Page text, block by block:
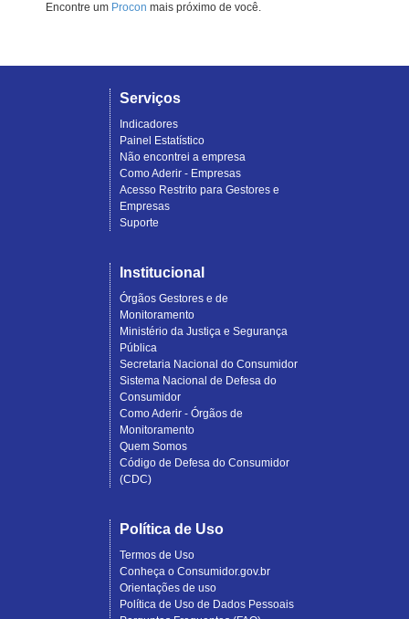
Encontre um Procon mais próximo de você.
Serviços
Indicadores
Painel Estatístico
Não encontrei a empresa
Como Aderir - Empresas
Acesso Restrito para Gestores e
Empresas
Suporte
Institucional
Órgãos Gestores e de
Monitoramento
Ministério da Justiça e Segurança
Pública
Secretaria Nacional do Consumidor
Sistema Nacional de Defesa do
Consumidor
Como Aderir - Órgãos de
Monitoramento
Quem Somos
Código de Defesa do Consumidor
(CDC)
Política de Uso
Termos de Uso
Conheça o Consumidor.gov.br
Orientações de uso
Política de Uso de Dados Pessoais